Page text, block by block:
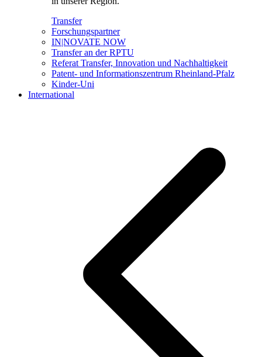
Transfer
Forschungspartner
IN|NOVATE NOW
Transfer an der RPTU
Referat Transfer, Innovation und Nachhaltigkeit
Patent- und Informationszentrum Rheinland-Pfalz
Kinder-Uni
International